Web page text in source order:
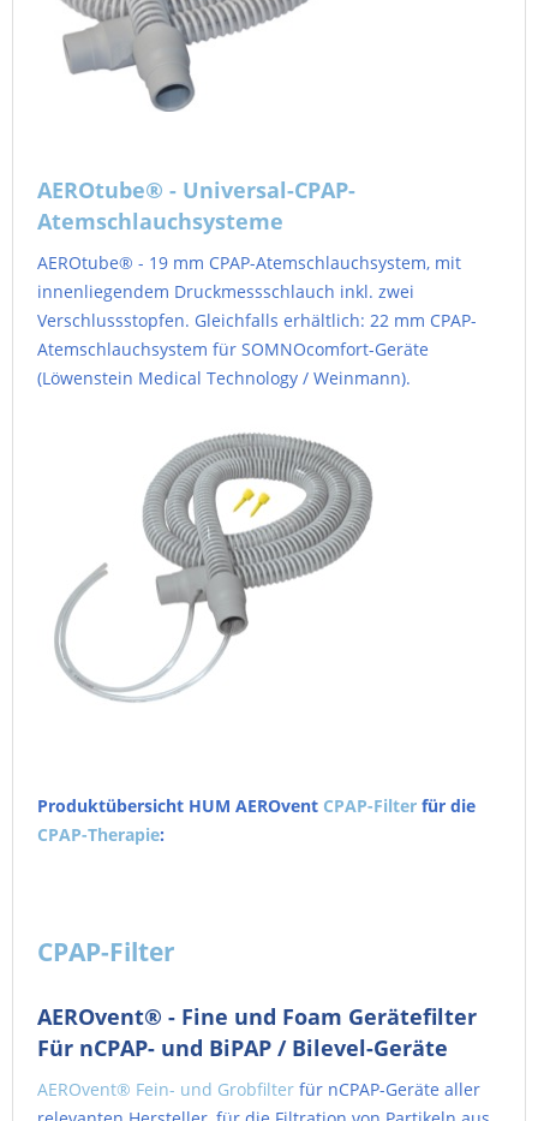
AEROtube® - Universal-CPAP-
Atemschlauchsysteme
AEROtube® - 19 mm CPAP-Atemschlauchsystem, mit
innenliegendem Druckmessschlauch inkl. zwei
Verschlussstopfen. Gleichfalls erhältlich: 22 mm CPAP-
Atemschlauchsystem für SOMNOcomfort-Geräte
(Löwenstein Medical Technology / Weinmann).
Produktübersicht HUM AEROvent CPAP-Filter für die
CPAP-Therapie:
CPAP-Filter
AEROvent® - Fine und Foam Gerätefilter
Für nCPAP- und BiPAP / Bilevel-Geräte
AEROvent® Fein- und Grobfilter für nCPAP-Geräte aller